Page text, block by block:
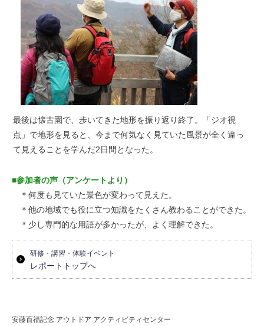
最後は懐古園で、歩いてきた地形を振り返り終了。「ジオ視
点」で地形を見ると、今まで何気なく見ていた風景が全く違っ
て見えることを学んだ2日間となった。
■参加者の声（アンケートより）
＊何度も見ていた景色が変わって見えた。
＊他の地域でも役に立つ知識をたくさん教わることができた。
＊少し専門的な用語が多かったが、よく理解できた。
研修・講習・体験イベント
レポートトップへ
安藤百福記念 アウトドア アクティビティセンター